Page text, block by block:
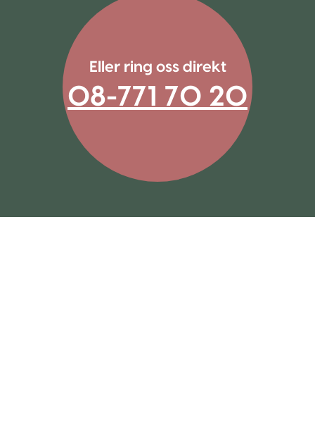
Eller ring oss direkt
08-771 70 20